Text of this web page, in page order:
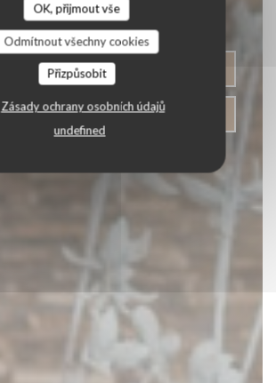
OK, přijmout vše
Odmítnout všechny cookies
Přizpůsobit
Zásady ochrany osobních údajů
undefined
|SAINT-HERBLAIN
REZERVOVAT STŮL
ODNÉST